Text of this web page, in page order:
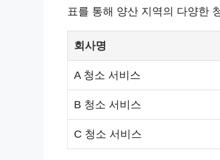
표를 통해 양산 지역의 다양한
회사명
A 청소 서비스
B 청소 서비스
C 청소 서비스